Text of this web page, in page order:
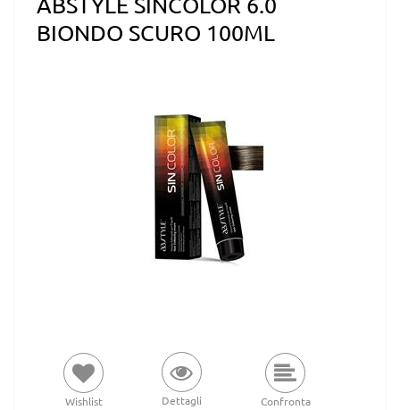
BIONDO SCURO 100ML
Wishlist Dettagli Confronta